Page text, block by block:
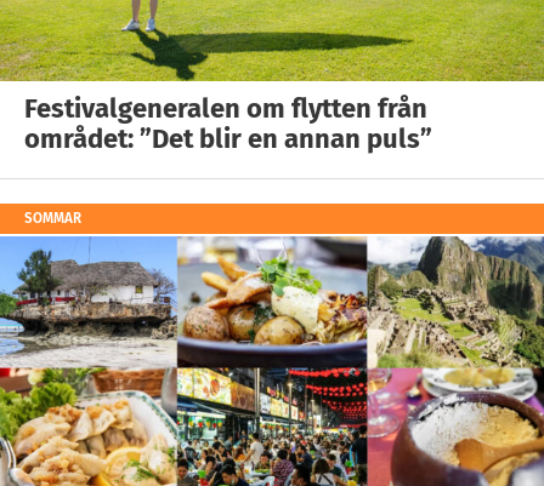
Festivalgeneralen om flytten från
området: ”Det blir en annan puls”
SOMMAR